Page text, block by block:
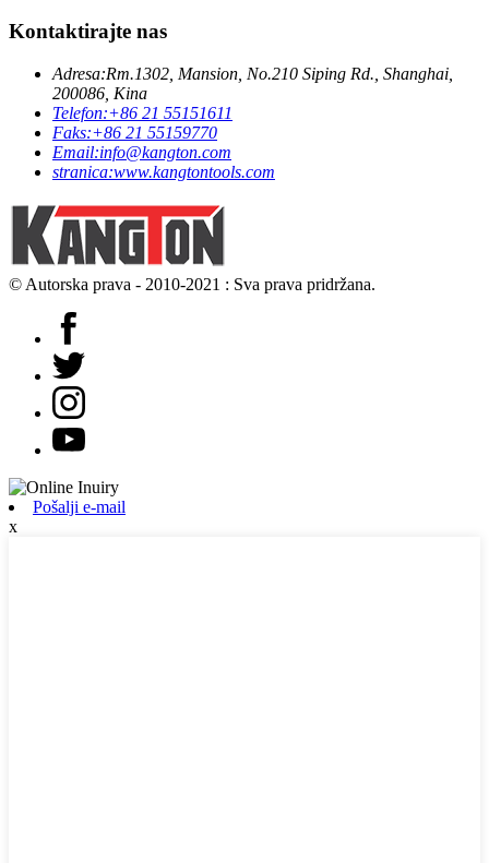
Kontaktirajte nas
Adresa:Rm.1302, Mansion, No.210 Siping Rd., Shanghai,
200086, Kina
Telefon:+86 21 55151611
Faks:+86 21 55159770
Email:info@kangton.com
stranica:www.kangtontools.com
© Autorska prava - 2010-2021 : Sva prava pridržana.
Pošalji e-mail
x